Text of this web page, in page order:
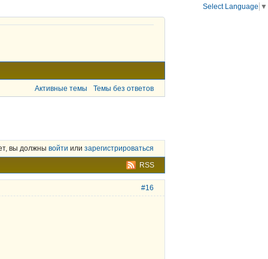
Активные темы Темы без ответов
вы должны войти или зарегистрироваться
RSS
#16
Select Language ▼